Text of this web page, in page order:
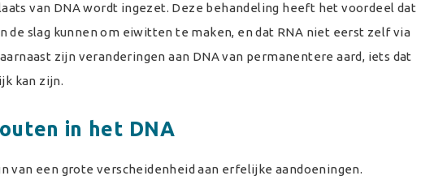
van DNA wordt ingezet. Deze behandeling heeft het voordeel dat
de slag kunnen om eiwitten te maken, en dat RNA niet eerst zelf via
zijn veranderingen aan DNA van permanentere aard, iets dat
kan zijn.
in het DNA
van een grote verscheidenheid aan erfelijke aandoeningen.